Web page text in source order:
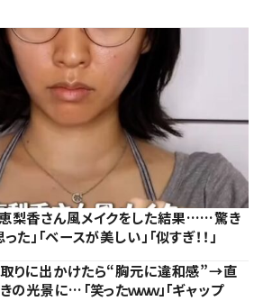
梨香さん風メイクをした結果……驚き
」「ベースが美しい」「似すぎ！！」
取りに出かけたら“胸元に違和感”→直
の光景に…「笑ったｗｗｗ」「ギャップ